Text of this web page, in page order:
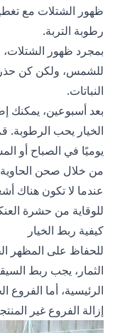
ظهور الشتلات مع
رطوبة التربة.
بمجرد ظهور الشتلات،
للشمس، ولكن كن
النباتات.
بعد أسبوعين، يمكنك
الخيار يحب الرطوبة.
يوميًا في الصباح أو
من خلال صحن
عندما لا تكون هناك
للوقاية من حشرة
كيفية ربط الخيار
للحفاظ على المظهر
الثمار، يجب ربط
الرئيسية، أما
إزالة الفروع غير